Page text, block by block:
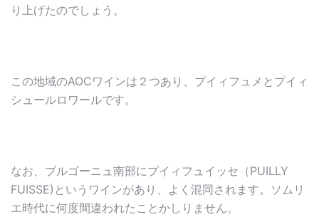
り上げたのでしょう。
この地域のAOCワインは２つあり、プイィフュメとプイィ
シュールロワールです。
なお、ブルゴーニュ南部にプイィフュイッセ（PUILLY
FUISSE)というワインがあり、よく混同されます。ソムリ
エ時代に何度間違われたことかしりません。